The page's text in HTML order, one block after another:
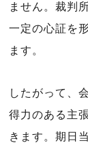
ません。裁判
一定の心証を
ます。
したがって、
得力のある主
きます。期日